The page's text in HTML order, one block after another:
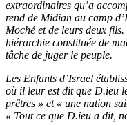
extraordinaires qu’a
rend de Midian au camp
Moché et de leurs deux
hiérarchie constituée de
tâche de juger le peuple.
Les Enfants d’Israël
où il leur est dit que D.ieu
prêtres » et « une nation
« Tout ce que D.ieu a dit,